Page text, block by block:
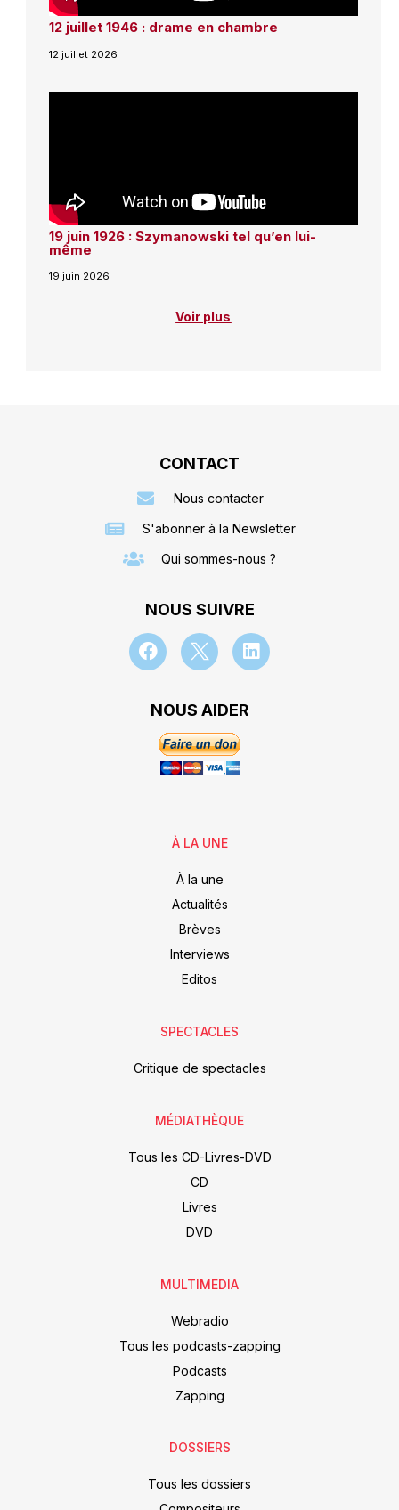
12 juillet 1946 : drame en chambre
12 juillet 2026
19 juin 1926 : Szymanowski tel qu’en lui-
même
19 juin 2026
Voir plus
CONTACT
Nous contacter
S'abonner à la Newsletter
Qui sommes-nous ?
NOUS SUIVRE
NOUS AIDER
À LA UNE
À la une
Actualités
Brèves
Interviews
Editos
SPECTACLES
Critique de spectacles
MÉDIATHÈQUE
Tous les CD-Livres-DVD
CD
Livres
DVD
MULTIMEDIA
Webradio
Tous les podcasts-zapping
Podcasts
Zapping
DOSSIERS
Tous les dossiers